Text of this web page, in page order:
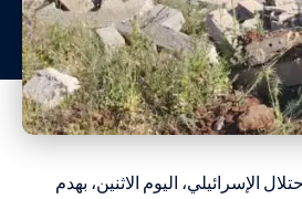
الإسرائيلي، اليوم الاثنين، بهدم